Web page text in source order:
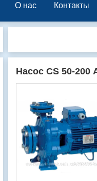
О нас Контакты
Насос CS 50-200